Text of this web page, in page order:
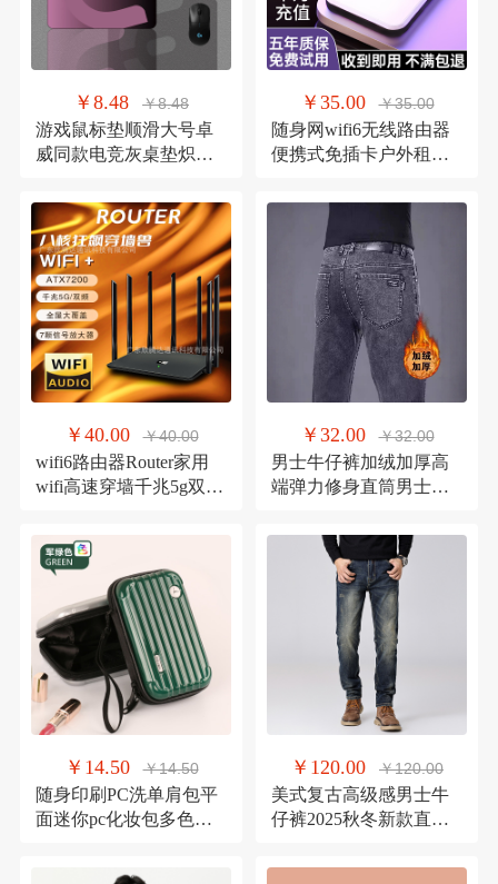
￥8.48 ￥8.48
游戏鼠标垫顺滑大号卓
威同款电竞灰桌垫炽细
￥35.00 ￥35.00
随身网wifi6无线路由器
便携式免插卡户外租房
￥40.00 ￥40.00
wifi6路由器Router家用
wifi高速穿墙千兆5g双频
￥32.00 ￥32.00
男士牛仔裤加绒加厚高
端弹力修身直筒男士休
￥14.50 ￥14.50
随身印刷PC洗单肩包平
面迷你pc化妆包多色图
￥120.00 ￥120.00
美式复古高级感男士牛
仔裤2025秋冬新款直筒